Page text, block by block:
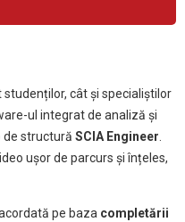
cât și specialiștilor
ul integrat de analiză și
structură SCIA Engineer
ușor de parcurs și înțeles,
pe baza completării